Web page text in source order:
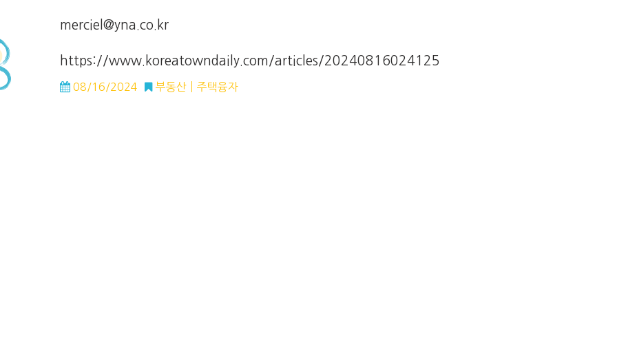
merciel@yna.co.kr
https://www.koreatowndaily.com/articles/20240816024125
08/16/2024 부동산 주택융자